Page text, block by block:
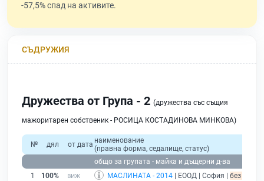
-57,5% спад на активите.
СЪДРУЖИЯ
Дружества от Група - 2 (дружества със същия
мажоритарен собственик - РОСИЦА КОСТАДИНОВА МИНКОВА)
№ дял от дата наименование
(правна форма, седалище, статус)
общо за групата - майка и дъщерни д-ва
1
100% МАСЛИНАТА - 2014 | ЕООД | София | без